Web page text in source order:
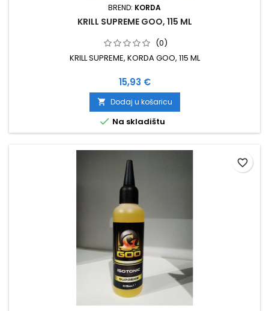
BREND: KORDA
KRILL SUPREME GOO, 115 ML
(0)
KRILL SUPREME, KORDA GOO, 115 ML
Cijena
15,93 €
 Dodaj u košaricu
 Na skladištu
favorite_border